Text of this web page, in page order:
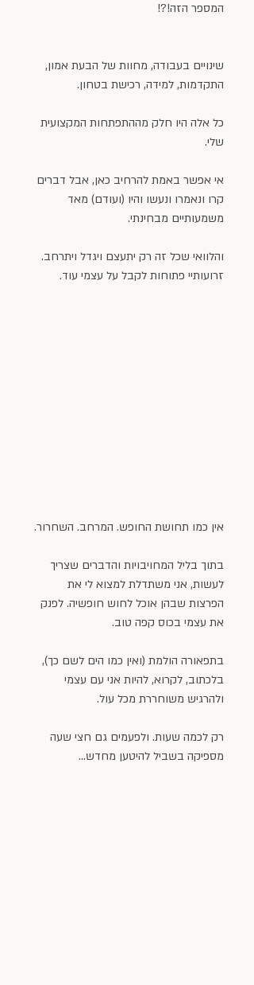
המספר הזה!?!
שינויים בעבודה, מחוות של הבעת אמון,
התקדמות, למידה, רכישת בטחון.
כל אלה היו חלק מההתפתחות המקצועית
שלי.
אי אפשר באמת להרחיב כאן, אבל דברים
קרו ונאמרו ונעשו והיו (ועודם) מאד
משמעותיים מבחינתי.
והלוואי שכל זה רק יתעצם ויגדל ויתרחב.
זרועותיי פתוחות לקבל על עצמי עוד.
אין כמו תחושת החופש. המרחב. השחרור.
בתוך בליל המחויבויות והדברים שצריך
לעשות, אני משתדלת למצוא לי את
הפרצות שבהן אוכל לחוש חופשיה. לפנק
את עצמי בכוס קפה טוב.
בתפאורה הולמת (ואין כמו הים לשם כך),
בלכתוב, לקרוא, להיות אני עם עצמי
ולהרגיש משוחררת מכל עול.
רק לכמה שעות. ולפעמים גם חצי שעה
מספיקה בשביל להיטען מחדש…